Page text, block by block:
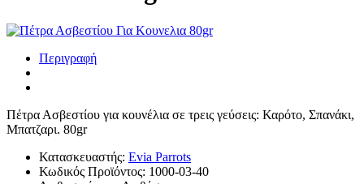
Περιγραφή
Πέτρα Ασβεστίου για κουνέλια σε τρεις γεύσεις: Καρότο, Σπανάκι,
Μπατζαρι. 80gr
Κατασκευαστής: Evia Parrots
Κωδικός Προϊόντος: 1000-03-40